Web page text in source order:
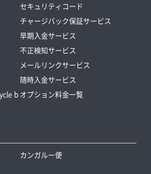
セキュリティコード
チャージバック保証サービス
早期入金サービス
不正検知サービス
メールリンクサービス
随時入金サービス
b オプション料金一覧
カンガルー便